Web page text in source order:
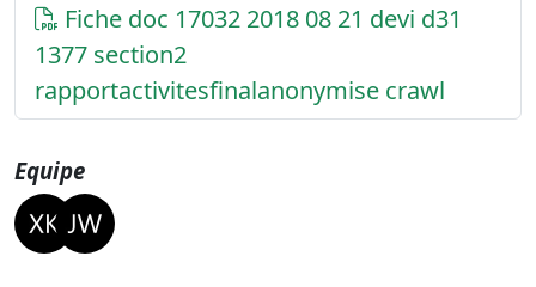
Fiche doc 17032 2018 08 21 devi d31
1377 section2
rapportactivitesfinalanonymise crawl
Equipe